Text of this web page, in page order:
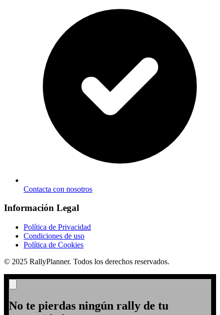
Contacta con nosotros
Información Legal
Política de Privacidad
Condiciones de uso
Política de Cookies
© 2025 RallyPlanner. Todos los derechos reservados.
No te pierdas ningún rally de tu